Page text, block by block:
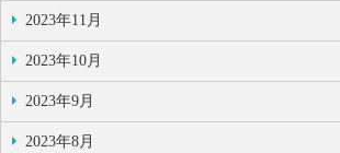
2023年11月
2023年10月
2023年9月
2023年8月